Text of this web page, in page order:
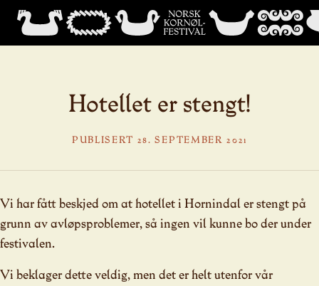
Hotellet er stengt!
PUBLISERT 28. SEPTEMBER 2021
Vi har fått beskjed om at hotellet i Hornindal er stengt på
grunn av avløpsproblemer, så ingen vil kunne bo der under
festivalen.
Vi beklager dette veldig, men det er helt utenfor vår